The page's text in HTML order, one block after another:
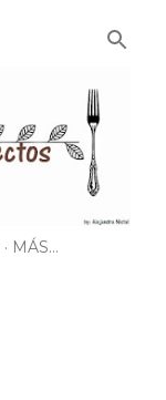
MÁS…